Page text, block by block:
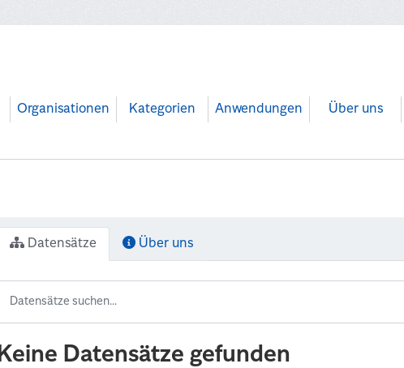
Organisationen Kategorien Anwendungen Über uns
Datensätze Über uns
Keine Datensätze gefunden